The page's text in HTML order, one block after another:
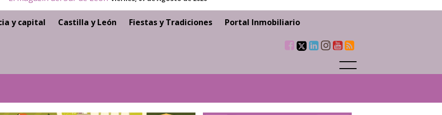
y capital Castilla y León Fiestas y Tradiciones Portal Inmobiliario